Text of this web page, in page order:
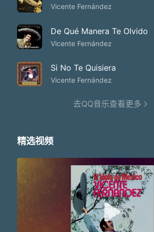
Vicente Fernández
De Qué Manera Te Olvido
Vicente Fernández
Si No Te Quisiera
Vicente Fernández
去QQ音乐查看更多
精选视频